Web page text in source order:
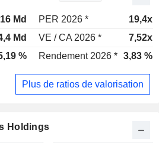
Md PER 2026 *
19,4x
Md VE / CA 2026 *
7,52x
% Rendement 2026 * 3,83 %
Plus de ratios de valorisation
Holdings